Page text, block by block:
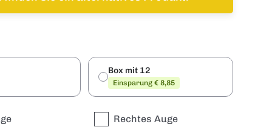
Box mit 12
Einsparung € 8,85
Rechtes Auge